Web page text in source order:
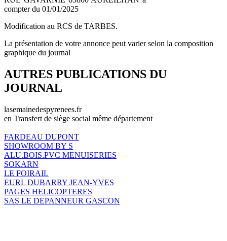
compter du 01/01/2025
Modification au RCS de TARBES.
La présentation de votre annonce peut varier selon la composition
graphique du journal
AUTRES PUBLICATIONS DU
JOURNAL
lasemainedespyrenees.fr
en Transfert de siège social même département
FARDEAU DUPONT
SHOWROOM BY S
ALU.BOIS.PVC MENUISERIES
SOKARN
LE FOIRAIL
EURL DUBARRY JEAN-YVES
PAGES HELICOPTERES
SAS LE DEPANNEUR GASCON